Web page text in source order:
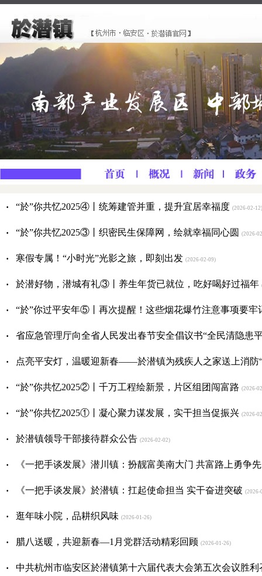
· “於”你共忆2025④丨统筹建管并重，提升宜居幸福度 (2026-02-12)
· “於”你共忆2025③丨织密民生保障网，绘就幸福同心圆 (2026-
· 寒假专属！“小时光”光影之旅，即刻出发 (2026-02-09)
· 於潜好物，潜城有礼③丨养生年货已就位，吃好喝好过福年
· “於”你过平安年⑤丨再次提醒！这些烟花爆竹注意事项要
· 省应急管理厅向全省人民发出春节安全倡议书“全民清隐患
· 点亮平安灯，温暖迎新春——於潜镇为残疾人之家送上消防
· “於”你共忆2025②丨千万工程绘新景，片区组团闯富路 (2026-
· “於”你共忆2025①丨凝心聚力谋发展，实干担当促振兴 (2026-
· 於潜镇领导干部接待群众公告 (2026-02-02)
· 《一把手谈发展》潜川镇：扮靓富美南大门 共富路上勇争先
· 《一把手谈发展》於潜镇：扛起使命担当 实干奋进突破 (2026-
· 逛年味小院，品耕织风味 (2026-01-26)
· 腊八送暖，共迎新春—1月党群活动精彩回顾 (2026-01-26)
· 中共杭州市临安区於潜镇第十六届代表大会第五次会议胜利